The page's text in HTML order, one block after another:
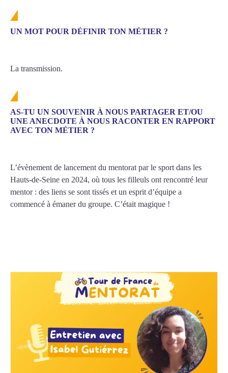
UN MOT POUR DÉFINIR TON MÉTIER ?
La transmission.
AS-TU UN SOUVENIR À NOUS PARTAGER ET/OU
UNE ANECDOTE À NOUS RACONTER EN RAPPORT
AVEC TON MÉTIER ?
L’évènement de lancement du mentorat par le sport dans les
Hauts-de-Seine en 2024, où tous les filleuls ont rencontré leur
mentor : des liens se sont tissés et un esprit d’équipe a
commencé à émaner du groupe. C’était magique !